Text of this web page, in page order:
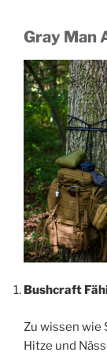
Gray Man
Bushcraft
Zu wissen wie
Hitze und